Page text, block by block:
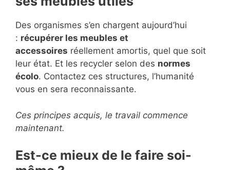
Des organismes s’en chargent aujourd’hui
: récupérer les meubles et
accessoires réellement amortis, quel que soit
leur état. Et les recycler selon des normes
écolo. Contactez ces structures, l’humanité
vous en sera reconnaissante.
Ces principes acquis, le travail commence
maintenant.
Est-ce mieux de le faire soi-